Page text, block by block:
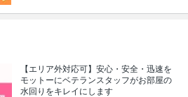
【エリア外対応可】安心・安全・迅速を
モットーにベテランスタッフがお部屋の
水回りをキレイにします